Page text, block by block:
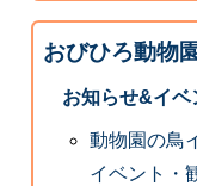
おびひろ動物園
お知らせ&イベ
動物園の鳥
イベント・